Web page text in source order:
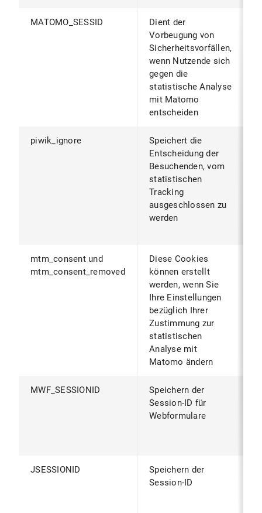
MATOMO_SESSID
Dient der
Vorbeugung von
Sicherheitsvorfällen,
wenn Nutzende sich
gegen die
statistische Analyse
mit Matomo
entscheiden
piwik_ignore
Speichert die
Entscheidung der
Besuchenden, vom
statistischen
Tracking
ausgeschlossen zu
werden
mtm_consent und
mtm_consent_removed
Diese Cookies
können erstellt
werden, wenn Sie
Ihre Einstellungen
bezüglich Ihrer
Zustimmung zur
statistischen
Analyse mit
Matomo ändern
MWF_SESSIONID
Speichern der
Session-ID für
Webformulare
JSESSIONID
Speichern der
Session-ID